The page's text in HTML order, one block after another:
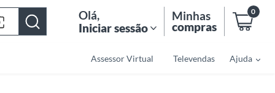
Olá,
Iniciar sessão
Minhas
compras
0
Assessor Virtual Televendas Ajuda